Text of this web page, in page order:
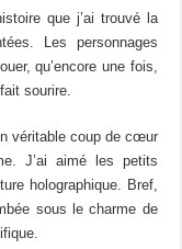
que j’ai trouvé la
Les personnages
qu’encore une fois,
sourire.
véritable coup de cœur
J’ai aimé les petits
holographique. Bref,
sous le charme de